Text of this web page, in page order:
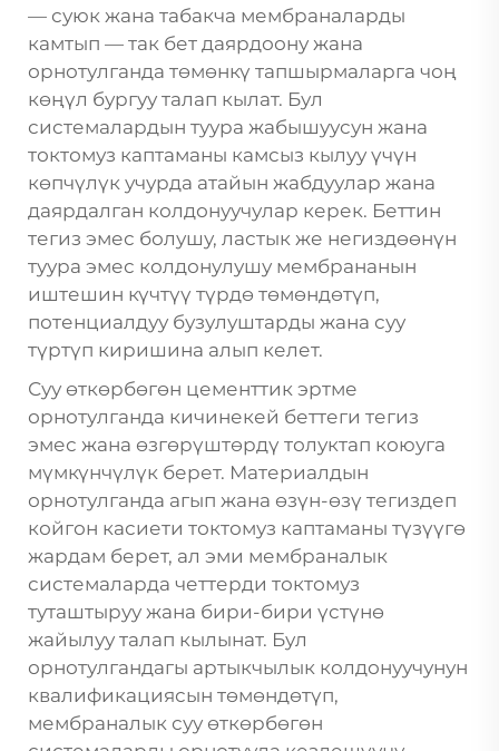
— суюк жана табакча мембраналарды
камтып — так бет даярдоону жана
орнотулганда төмөнкү тапшырмаларга чоң
көңүл бургуу талап кылат. Бул
системалардын туура жабышуусун жана
токтомуз каптаманы камсыз кылуу үчүн
көпчүлүк учурда атайын жабдуулар жана
даярдалган колдонуучулар керек. Беттин
тегиз эмес болушу, ластык же негиздөөнүн
туура эмес колдонулушу мембрананын
иштешин күчтүү түрдө төмөндөтүп,
потенциалдуу бузулуштарды жана суу
түртүп киришина алып келет.
Суу өткөрбөгөн цементтик эртме
орнотулганда кичинекей беттеги тегиз
эмес жана өзгөрүштөрдү толуктап коюуга
мүмкүнчүлүк берет. Материалдын
орнотулганда агып жана өзүн-өзү тегиздеп
койгон касиети токтомуз каптаманы түзүүгө
жардам берет, ал эми мембраналык
системаларда четтерди токтомуз
туташтыруу жана бири-бири үстүнө
жайылуу талап кылынат. Бул
орнотулгандагы артыкчылык колдонуучунун
квалификациясын төмөндөтүп,
мембраналык суу өткөрбөгөн